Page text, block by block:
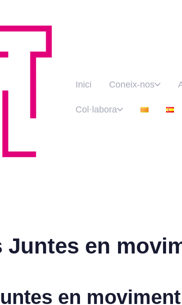
Inici Coneix-nos
Col·labora
Juntes en
en moviment